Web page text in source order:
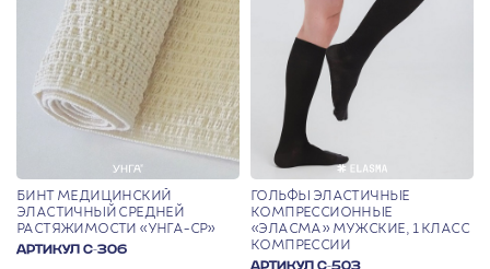
БИНТ МЕДИЦИНСКИЙ
ЭЛАСТИЧНЫЙ СРЕДНЕЙ
РАСТЯЖИМОСТИ «УНГА-СР»
АРТИКУЛ С-306
ГОЛЬФЫ ЭЛАСТИЧНЫЕ
КОМПРЕССИОННЫЕ
«ЭЛАСМА» МУЖСКИЕ, 1 КЛАСС
КОМПРЕССИИ
АРТИКУЛ С-503